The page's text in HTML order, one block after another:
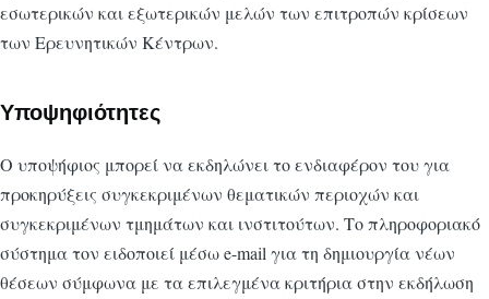
εσωτερικών και εξωτερικών μελών των επιτροπών κρίσεων
των Ερευνητικών Κέντρων.
Υποψηφιότητες
Ο υποψήφιος μπορεί να εκδηλώνει το ενδιαφέρον του για
προκηρύξεις συγκεκριμένων θεματικών περιοχών και
συγκεκριμένων τμημάτων και ινστιτούτων. Το πληροφοριακό
σύστημα τον ειδοποιεί μέσω e-mail για τη δημιουργία νέων
θέσεων σύμφωνα με τα επιλεγμένα κριτήρια στην εκδήλωση